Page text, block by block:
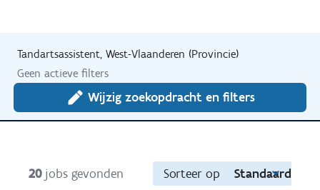
Tandartsassistent, West-Vlaanderen (Provincie)
Geen actieve filters
Wijzig zoekopdracht en filters
20 jobs gevonden Sorteer op Standaard